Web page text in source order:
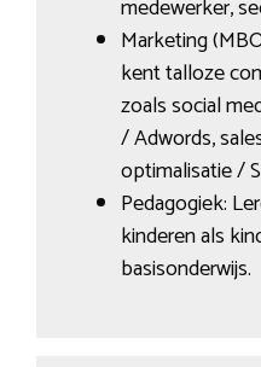
medewerker,
Marketing
kent talloze
zoals social
/ Adwords,
optimalisatie /
Pedagogiek:
kinderen als
basisonderwijs.